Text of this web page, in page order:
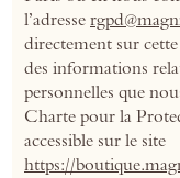
l’adresse
directement sur cette
des informations
personnelles que
Charte pour la
accessible sur le site
https://